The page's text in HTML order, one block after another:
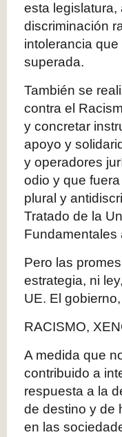
esta legislatura,
discriminación
intolerancia
superada.
También se
contra el
y concretar
apoyo y
y operadores
odio y que
plural y
Tratado de la
Fundamentales
Pero las
estrategia, ni
UE. El
RACISMO,
A medida que
contribuido a
respuesta a la
de destino y de
en las